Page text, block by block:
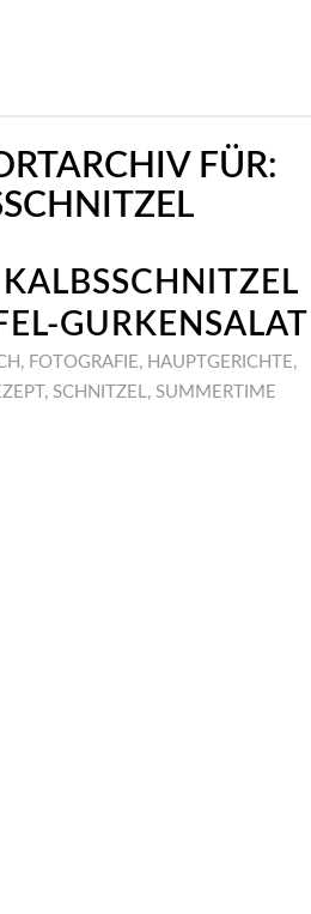
FÜR:
GURKENSALAT
, FOTOGRAFIE, HAUPTGERICHTE,
, SCHNITZEL, SUMMERTIME